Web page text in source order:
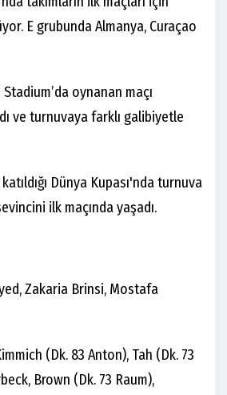
E grubunda Almanya, Curaçao
oynanan maçı
ve turnuvaya farklı galibiyetle
Dünya Kupası'nda turnuva
ilk maçında yaşadı.
Zakaria Brinsi, Mostafa
(Dk. 83 Anton), Tah (Dk. 73
Brown (Dk. 73 Raum),